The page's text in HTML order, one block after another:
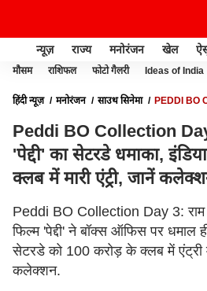
न्यूज़ राज्य मनोरंजन खेल
मौसम राशिफल फोटो गैलरी Ideas of India
हिंदी न्यूज़ मनोरंजन साउथ सिनेमा
PEDDI BO
Peddi BO Collection
'पेद्दी' का सेटरडे धमाका,
क्लब में मारी एंट्री, जानें
Peddi BO Collection Day 3:
फिल्म 'पेद्दी' ने बॉक्स ऑफिस पर धमाल
सेटरडे को 100 करोड़ के क्लब में एंट्री
कलेक्शन.